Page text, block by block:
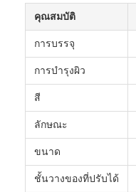
คุณสมบัติ
การบรรจุ
การบํารุงผิว
สี
ลักษณะ
ขนาด
ชั้นวางของที่ปรับได้